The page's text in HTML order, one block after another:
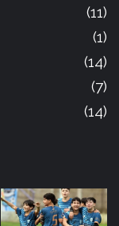
(11)
(1)
(14)
(7)
(14)